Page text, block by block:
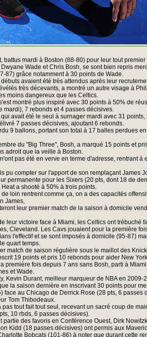
battus mardi à Boston (88-80) pour leur tout
Wade et Chris Bosh, se sont bien repris
87) grâce notamment à 30 points de Wade.
avaient été très attendus après leur
très décevants, a montré un autre visage à
moins dangereux que les Celtics.
montré plus inspiré avec 30 points à 50% de
mardi), 7 rebonds et 4 passes décisives.
avait été le seul à surnager mardi avec 31 points,
7 passes décisives, ajoutant 6 rebonds.
9 ballons, portant son total à 17 balles perdues
du "Big Three", Bosh, a marqué 15 points et
adroit que la veille à Boston.
pas été en verve en terme d'adresse, rentrant à
pu compter sur l'apport de son remplaçant James
permanente pour les Sixers (20 pts, dont 18 de
a shooté à 50% à trois points.
loin rentrent comme ça, on a des capacités
James,
leur premier match de la saison à domicile
leur victoire face à Miami, les Celtics ont trébuché
Cleveland. Les Cavs jouaient pour la première
l'effectif et se sont imposés à domicile (95-87)
quart temps.
match de saison régulière sous le maillot des
19 points et pris 10 rebonds pour aider New
première fois depuis 7 ans sans Bosh, parti à
et Wade.
Kevin Durant, meilleur marqueur de NBA en 2009-
la saison dernière en inscrivant 30 points pour
face au Chicago de Derrick Rose (28 pts, 6 passes
Tom Thibodeaux.
pas tout fait tout seul, recevant un sacré coup de
10 rbds, 6 passes décisives).
partie des favoris en Conférence Ouest, Dirk
Kidd (18 passes décisives) ont permis aux
Bobcats (101-86) à noter que durant cette